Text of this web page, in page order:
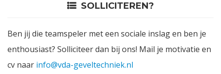
Merken
Producten
SOLLICITEREN?
Ben jij die teamspeler met een sociale inslag en ben je
enthousiast? Solliciteer dan bij ons! Mail je motivatie en
cv naar info@vda-geveltechniek.nl